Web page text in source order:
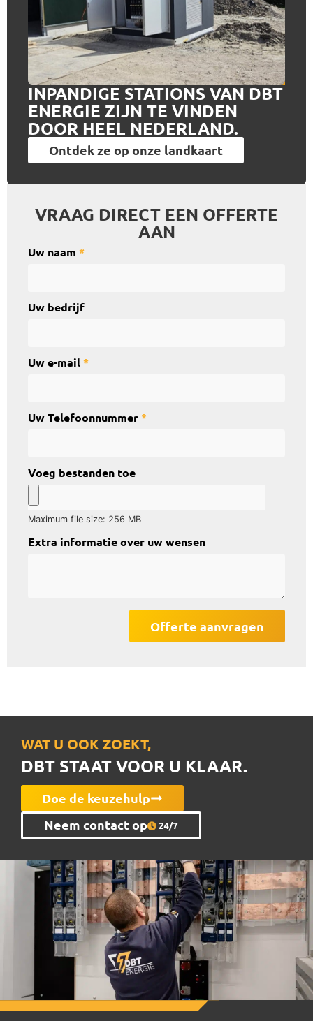
INPANDIGE STATIONS VAN DBT
ENERGIE ZIJN TE VINDEN
DOOR HEEL NEDERLAND.
Ontdek ze op onze landkaart
VRAAG DIRECT EEN OFFERTE
AAN
Uw naam *
Uw bedrijf
Uw e-mail*
Uw Telefoonnummer*
Voeg bestanden toe
Maximum file size: 256 MB
Extra informatie over uw wensen
Offerte aanvragen
WAT U OOK ZOEKT,
DBT STAAT VOOR U KLAAR.
Doe de keuzehulp
Neem contact op